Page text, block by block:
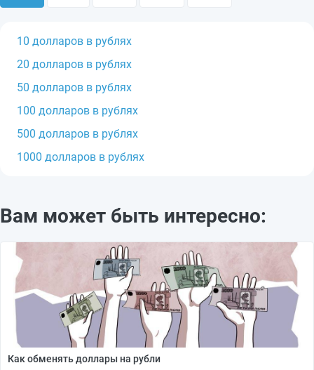
10 долларов в рублях
20 долларов в рублях
50 долларов в рублях
100 долларов в рублях
500 долларов в рублях
1000 долларов в рублях
Вам может быть интересно:
Как обменять доллары на рубли